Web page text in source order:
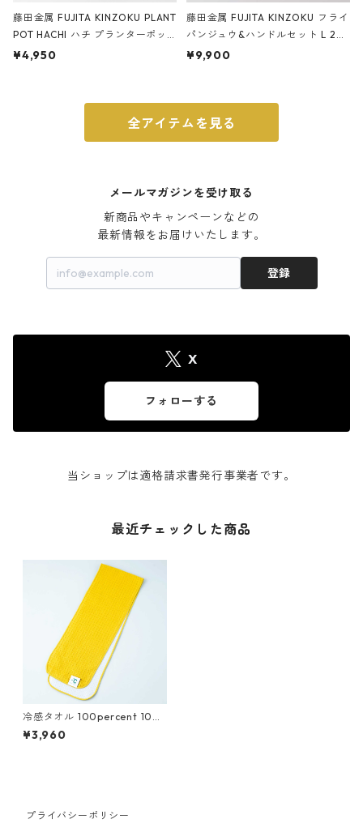
藤田金属 FUJITA KINZOKU PLANT
POT HACHI ハチ プランターポッ
ト 3号 ブラック
¥4,950
藤田金属 FUJITA KINZOKU フライ
パンジュウ&ハンドルセット L 24c
m ガス火・IH対応 鉄フライパン
¥9,900
全アイテムを見る
メールマガジンを受け取る
新商品やキャンペーンなどの
最新情報をお届けいたします。
登録
X
フォローする
当ショップは適格請求書発行事業者です。
最近チェックした商品
冷感タオル 100percent 10
0% MINUS DEGREE - MINUS
DEGREE - Bio Sports 100パ
¥3,960
プライバシーポリシー